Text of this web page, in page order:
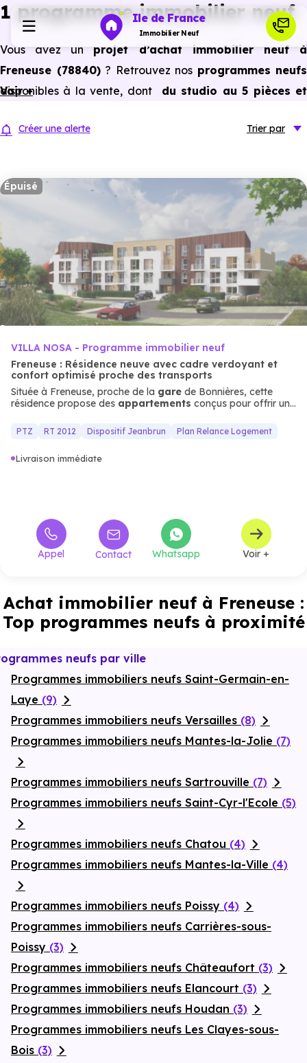
Ile de France
Immobilier Neuf
Programmes neufs
Habiter
Ressources
Financer
1 programme immobilier neuf
Vous avez unprojet d’achat immobilier neuf à
Freneuse (78840)? Retrouvez nos programmes neufs
disponibles à la vente, dont
du studio au 5 pièces et
avantages du neuf :PTZ, TVA réduite
dans certains cas,
frais de notaire réduits, bonnes performances
énergétiques, garanties constructeur, etc.
Voir +
Créer une alerte Trier par
Épuisé
VILLA NOSA - Programme immobilier neuf
Freneuse : Résidence neuve avec cadre verdoyant et
confort optimisé proche des transports
Située à Freneuse, proche de la gare de Bonnières, cette
résidence propose des appartements conçus pour offrir un
prestations (terrasses, jardins privatifs) créent un ensemble
harmonieux, idéal pour les familles ou les investisseurs
proximitédes services.
PTZ RT 2012 Dispositif Jeanbrun Plan Relance Logement
Livraison immédiate
Appel Contact Whatsapp Voir +
Achat immobilier neuf à Freneuse :
Top programmes neufs à proximité
neufs par ville
Programmes immobiliers neufs Saint-Germain-en-
Laye (9)
Programmes immobiliers neufs Versailles (8)
Programmes immobiliers neufs Mantes-la-Jolie (7)
Programmes immobiliers neufs Sartrouville (7)
Programmes immobiliers neufs Saint-Cyr-l'Ecole (5)
Programmes immobiliers neufs Chatou (4)
Programmes immobiliers neufs Mantes-la-Ville (4)
Programmes immobiliers neufs Poissy (4)
Programmes immobiliers neufs Carrières-sous-
Poissy (3)
Programmes immobiliers neufs Châteaufort (3)
Programmes immobiliers neufs Elancourt (3)
Programmes immobiliers neufs Houdan (3)
Programmes immobiliers neufs Les Clayes-sous-
Bois (3)